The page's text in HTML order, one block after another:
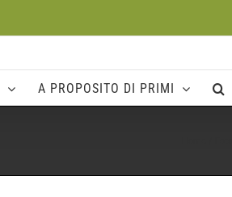
A PROPOSITO DI PRIMI